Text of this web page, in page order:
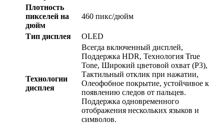
Плотность
пикселей на
дюйм
460 пикс/дюйм
Тип дисплея OLED
Технологии
дисплея
Всегда включенный дисплей,
Поддержка HDR, Технология True
Tone, Широкий цветовой охват (P3),
Тактильный отклик при нажатии,
Олеофобное покрытие, устойчивое к
появлению следов от пальцев.
Поддержка одновременного
отображения нескольких языков и
символов.